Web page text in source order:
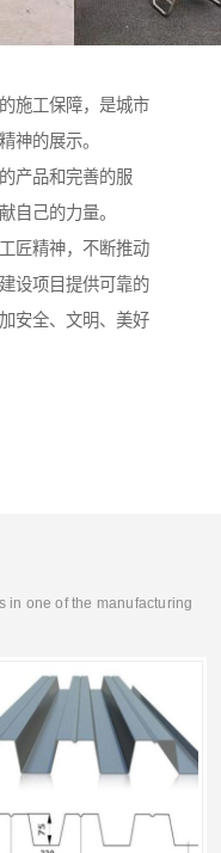
施工保障，是城市
神的展示。
产品和完善的服
自己的力量。
匠精神，不断推动
设项目提供可靠的
安全、文明、美好
in one of the manufacturing